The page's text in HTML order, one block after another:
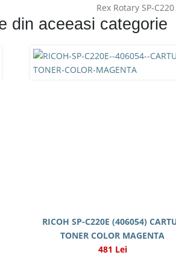
Rex Rotary SP-C220
Rex Rotary SP-C221
Rex Rotary SP-
Ricoh Aficio SP-
din aceeasi categorie
RICOH SP-C220E (406054)
TONER COLOR MAGENTA
481 Lei